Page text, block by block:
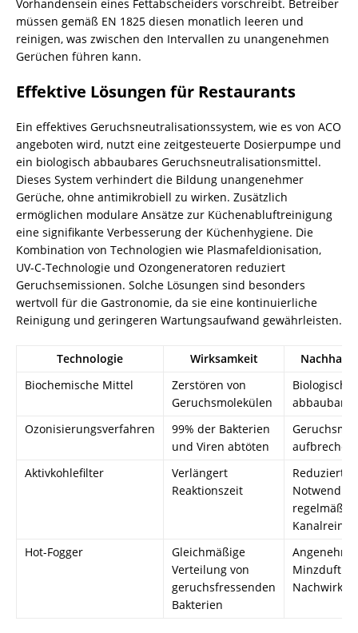
Vorhandensein eines Fettabscheiders vorschreibt. Betreiber
müssen gemäß EN 1825 diesen monatlich leeren und
reinigen, was zwischen den Intervallen zu unangenehmen
Gerüchen führen kann.
Effektive Lösungen für Restaurants
Ein effektives Geruchsneutralisationssystem, wie es von ACO
angeboten wird, nutzt eine zeitgesteuerte Dosierpumpe und
ein biologisch abbaubares Geruchsneutralisationsmittel.
Dieses System verhindert die Bildung unangenehmer
Gerüche, ohne antimikrobiell zu wirken. Zusätzlich
ermöglichen modulare Ansätze zur Küchenabluftreinigung
eine signifikante Verbesserung der Küchenhygiene. Die
Kombination von Technologien wie Plasmafeldionisation,
UV-C-Technologie und Ozongeneratoren reduziert
Geruchsemissionen. Solche Lösungen sind besonders
wertvoll für die Gastronomie, da sie eine kontinuierliche
Reinigung und geringeren Wartungsaufwand gewährleisten.
Technologie Wirksamkeit
Biochemische Mittel
Zerstören von
Geruchsmolekülen
Biologisch
abbaubar
Ozonisierungsverfahren
99% der Bakterien
und Viren abtöten
aufbrechen
Aktivkohlefilter
Verlängert
Reaktionszeit
Reduziert
Hot-Fogger
Gleichmäßige
Verteilung von
geruchsfressenden
Bakterien
Minzduft